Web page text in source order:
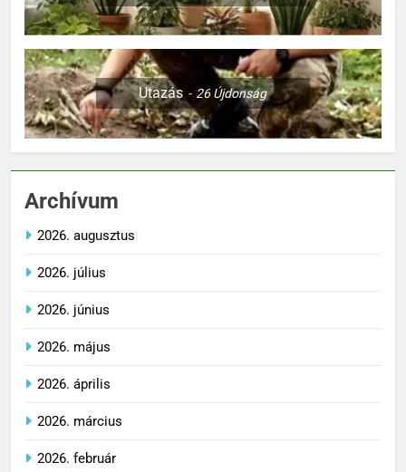
Utazás 26Újdonság
Archívum
2026. augusztus
2026. július
2026. június
2026. május
2026. április
2026. március
2026. február